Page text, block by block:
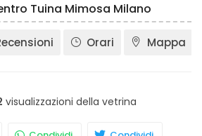
Tuina Mimosa Milano
Orari Mappa
visualizzazioni della vetrina